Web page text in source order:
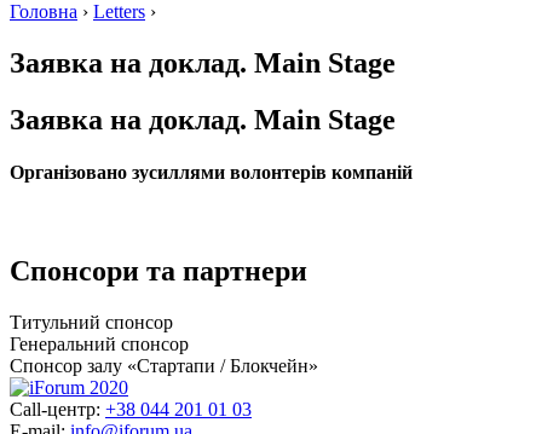
Головна › Letters ›
Заявка на доклад. Main Stage
Заявка на доклад. Main Stage
Організовано зусиллями волонтерів компаній
Спонсори та партнери
Титульний спонсор
Генеральний спонсор
Спонсор залу «Стартапи / Блокчейн»
Call-центр: +38 044 201 01 03